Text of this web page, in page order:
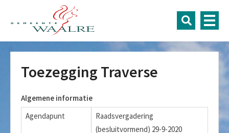
Toezegging Traverse
Algemene informatie
Agendapunt
Raadsvergadering
(besluitvormend) 29-9-2020